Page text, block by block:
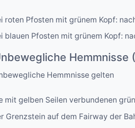
roten Pfosten mit grünem Kopf:
blauen Pfosten mit grünem Kopf:
Hemmnisse
Hemmnisse gelten
mit gelben Seilen verbundenen
Grenzstein auf dem Fairway der